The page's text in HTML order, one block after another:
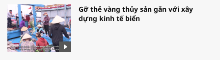
Gỡ thẻ vàng thủy sản gắn với xây
dựng kinh tế biển